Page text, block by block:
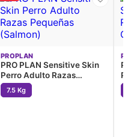
PROPLAN
PRO PLAN Sensitive Skin
Perro Adulto Razas
Pequeñas (Salmon)
7.5 Kg